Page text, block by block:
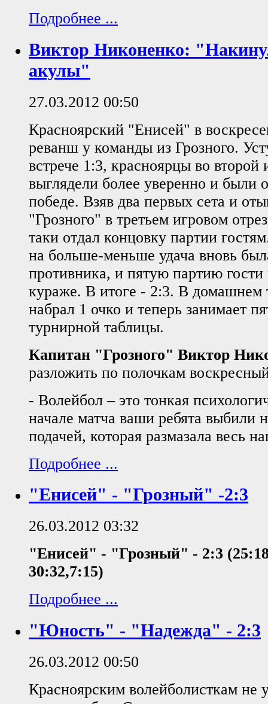
Подробнее ...
Виктор Никоненко:
акулы"
27.03.2012 00:50
Красноярский "Енисей" в
реванш у команды из Грозного.
встрече 1:3, красноярцы во второй
выглядели более уверенно и были
победе. Взяв два первых сета и
"Грозного" в третьем игровом
таки отдал концовку партии
на больше-меньше удача вновь
противника, и пятую партию
кураже. В итоге - 2:3. В домашнем
набрал 1 очко и теперь занимает
турнирной таблицы.
Капитан "Грозного" Виктор
разложить по полочкам
- Волейбол – это тонкая
начале матча ваши ребята выбили
подачей, которая размазала весь
Подробнее ...
"Енисей" - "Грозный" -2:3
26.03.2012 03:32
"Енисей" - "Грозный" - 2:3
30:32,7:15)
Подробнее ...
"Юность" - "Надежда" - 2:3
26.03.2012 00:50
Красноярским волейболисткам не